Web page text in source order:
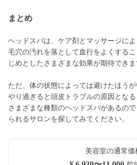
まとめ
ヘッドスパは、ケア剤とマッサージによ
毛穴の汚れを落として血行をよくする
じめとしたさまざまな効果が期待できま
ただ、体の状態によっては避けたほうが
やり過ぎると頭皮トラブルの原因とな
さまざまな種類のヘッドスパがあるの
られるサロンを探してみてください。
美容室の通常価